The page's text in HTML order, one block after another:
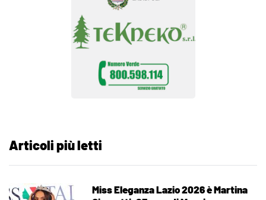
Articoli più letti
Miss Eleganza Lazio 2026 è Martina